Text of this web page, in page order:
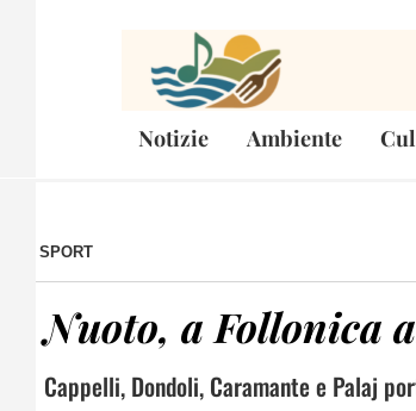
Notizie Ambiente
SPORT
Nuoto, a Follonica
Cappelli, Dondoli, Caramante e Palaj